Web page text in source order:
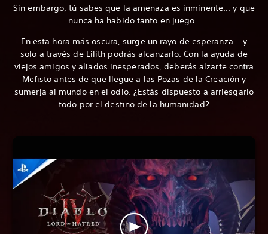
Sin embargo, tú sabes que la amenaza es inminente... y que
nunca ha habido tanto en juego.
En esta hora más oscura, surge un rayo de esperanza... y
solo a través de Lilith podrás alcanzarlo. Con la ayuda de
viejos amigos y aliados inesperados, deberás alzarte contra
Mefisto antes de que llegue a las Pozas de la Creación y
sumerja al mundo en el odio. ¿Estás dispuesto a arriesgarlo
todo por el destino de la humanidad?